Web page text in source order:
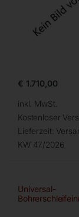
€ 1.710,00
inkl. MwSt.
Kostenloser
Lieferzeit:
KW 47/2026
Universal-